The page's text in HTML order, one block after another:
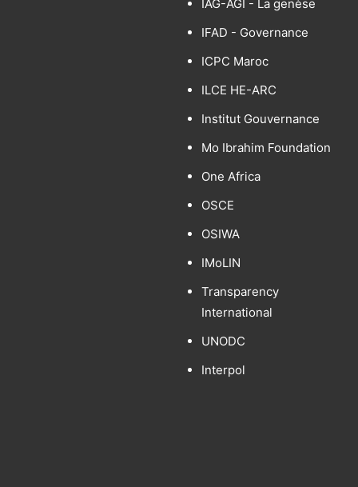
IAG-AGI - La genèse
IFAD - Governance
ICPC Maroc
ILCE HE-ARC
Institut Gouvernance
Mo Ibrahim Foundation
One Africa
OSCE
OSIWA
IMoLIN
Transparency
International
UNODC
Interpol